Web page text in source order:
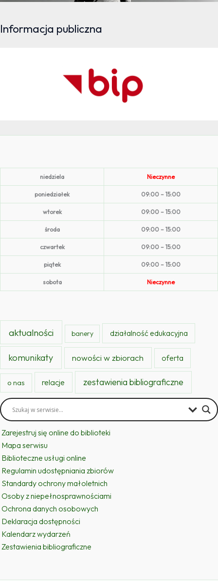
Informacja publiczna
niedziela Nieczynne
poniedziałek 09:00 – 15:00
wtorek 09:00 – 15:00
środa 09:00 – 15:00
czwartek 09:00 – 15:00
piątek 09:00 – 15:00
sobota Nieczynne
aktualności banery działalność edukacyjna
komunikaty nowości w zbiorach oferta
o nas relacje zestawienia bibliograficzne
Zarejestruj się online do biblioteki
Mapa serwisu
Biblioteczne usługi online
Regulamin udostępniania zbiorów
Standardy ochrony małoletnich
Osoby z niepełnosprawnościami
Ochrona danych osobowych
Deklaracja dostępności
Kalendarz wydarzeń
Zestawienia bibliograficzne